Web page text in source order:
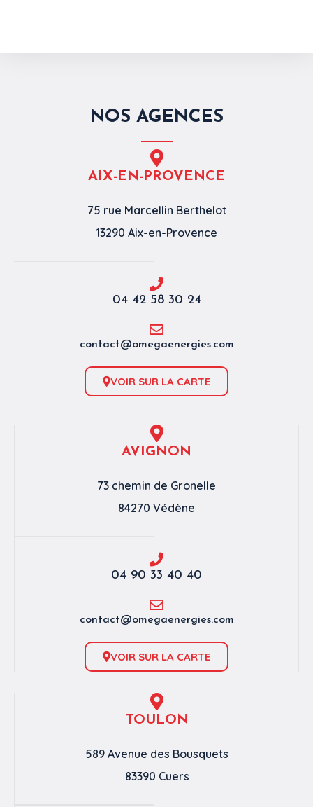
NOS AGENCES
AIX-EN-PROVENCE
75 rue Marcellin Berthelot
13290 Aix-en-Provence
04 42 58 30 24
contact@omegaenergies.com
VOIR SUR LA CARTE
AVIGNON
73 chemin de Gronelle
84270 Védène
04 90 33 40 40
contact@omegaenergies.com
VOIR SUR LA CARTE
TOULON
589 Avenue des Bousquets
83390 Cuers